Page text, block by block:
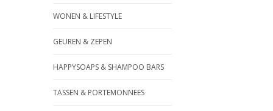
WONEN & LIFESTYLE
GEUREN & ZEPEN
HAPPYSOAPS & SHAMPOO BARS
TASSEN & PORTEMONNEES